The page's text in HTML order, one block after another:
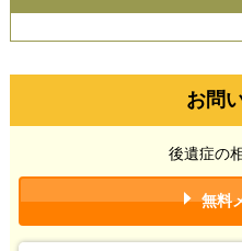
お問
後遺症の
無料